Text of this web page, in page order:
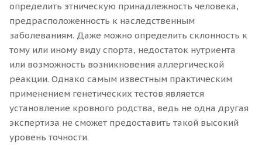
определить этническую принадлежность человека,
предрасположенность к наследственным
заболеваниям. Даже можно определить склонность к
тому или иному виду спорта, недостаток нутриента
или возможность возникновения аллергической
реакции. Однако самым известным практическим
применением генетических тестов является
установление кровного родства, ведь не одна другая
экспертиза не сможет предоставить такой высокий
уровень точности.